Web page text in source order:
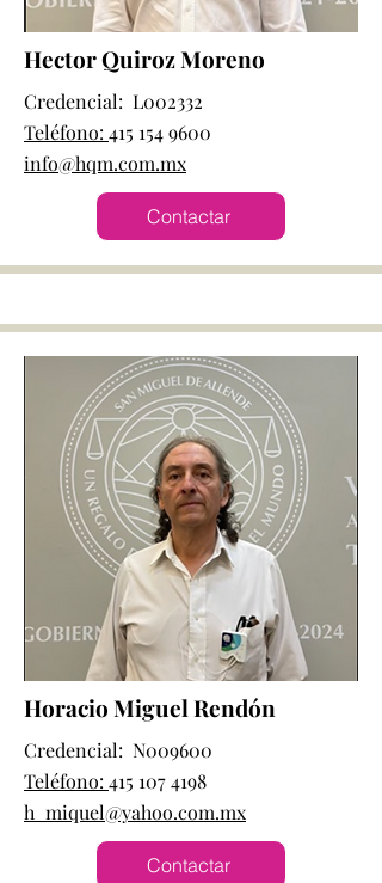
Hector Quiroz Moreno
Credencial: L002332
Teléfono: 415 154 9600
info@hqm.com.mx
Contactar
Horacio Miguel Rendón
Credencial: N009600
Teléfono: 415 107 4198
h_miquel@yahoo.com.mx
Contactar